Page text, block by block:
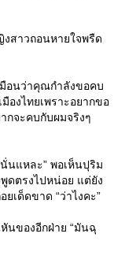
สาวถอนหายใจพรืด
อนว่าคุณกำลังขอคบ
องไทยเพราะอยากขอ
กจะคบกับผมจริงๆ
แหละ” พอเห็นปุริม
ดตรงไปหน่อย แต่ยัง
เด็ดขาด “ว่าไงคะ”
นของอีกฝ่าย “มันฉุ